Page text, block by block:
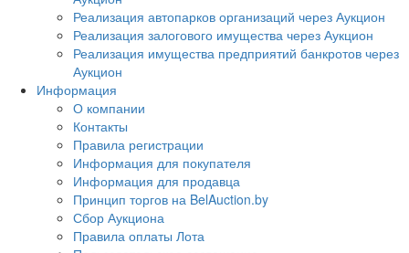
Реализация автопарков организаций через Аукцион
Реализация залогового имущества через Аукцион
Реализация имущества предприятий банкротов через
Аукцион
Информация
О компании
Контакты
Правила регистрации
Информация для покупателя
Информация для продавца
Принцип торгов на BelAuction.by
Сбор Аукциона
Правила оплаты Лота